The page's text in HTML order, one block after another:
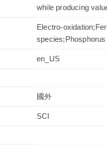
while producing
Electro-
en_US
國外